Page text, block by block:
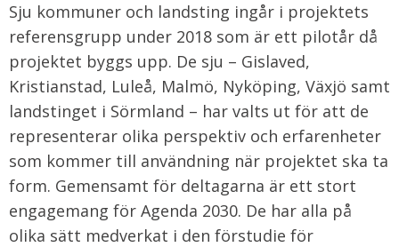
Sju kommuner och landsting ingår i projektets
referensgrupp under 2018 som är ett pilotår då
projektet byggs upp. De sju – Gislaved,
Kristianstad, Luleå, Malmö, Nyköping, Växjö samt
landstinget i Sörmland – har valts ut för att de
representerar olika perspektiv och erfarenheter
som kommer till användning när projektet ska ta
form. Gemensamt för deltagarna är ett stort
engagemang för Agenda 2030. De har alla på
olika sätt medverkat i den förstudie för